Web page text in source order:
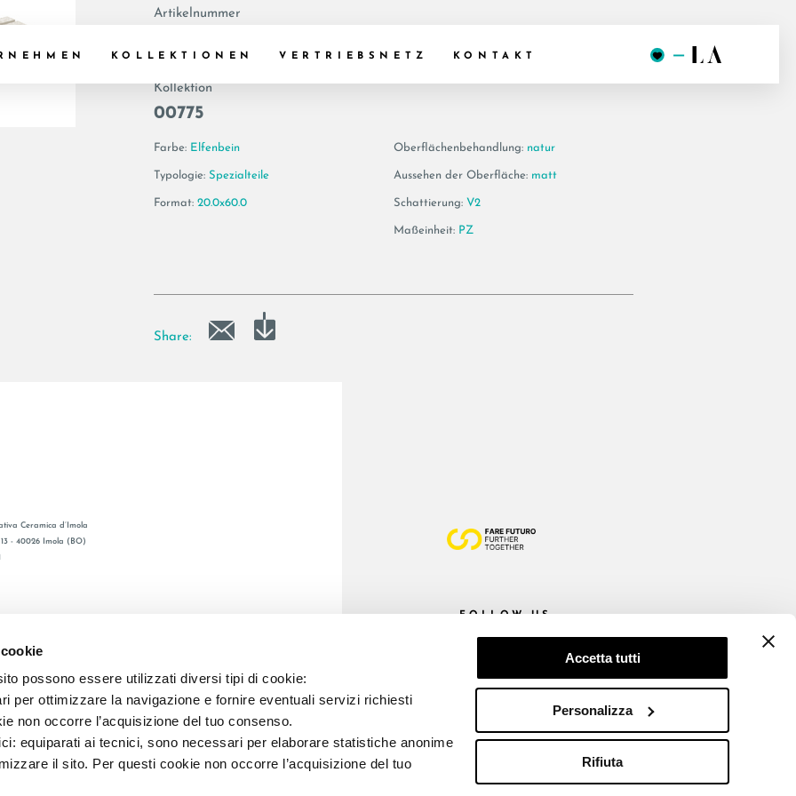
possono essere utilizzati diversi tipi di cookie:
per ottimizzare la navigazione e fornire eventuali servizi richiesti
non occorre l’acquisizione del tuo consenso.
equiparati ai tecnici, sono necessari per elaborare statistiche anonime
il sito. Per questi cookie non occorre l’acquisizione del tuo
Accetta tutti
Personalizza
Rifiuta
KOLLEKTIONEN VERTRIEBSNETZ KONTAKT
Artikelnummer
Kollektion
00775
Farbe: Elfenbein
Typologie: Spezialteile
Format: 20.0x60.0
Oberflächenbehandlung: natur
Aussehen der Oberfläche: matt
Schattierung: V2
Maßeinheit: PZ
Share:
Ceramica d’Imola
- 40026 Imola (BO)
FOLLOW US
E REG. IMPR. BO 00286900378 R.E.A. BO 5545